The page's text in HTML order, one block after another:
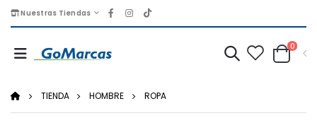
Nuestras Tiendas
0
TIENDA HOMBRE ROPA